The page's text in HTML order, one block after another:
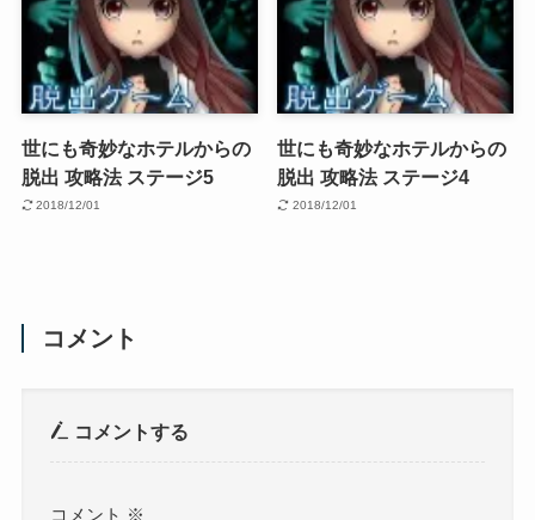
世にも奇妙なホテルからの
脱出 攻略法 ステージ5
2018/12/01
世にも奇妙なホテルからの
脱出 攻略法 ステージ4
2018/12/01
コメント
コメントする
コメント ※